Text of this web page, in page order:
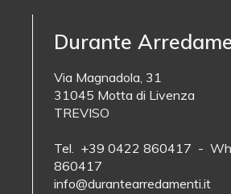
Durante
Via Magnadola, 31
31045 Motta di Livenza
TREVISO
Tel. +39 0422 860417 -
860417
info@durantearredamenti.it